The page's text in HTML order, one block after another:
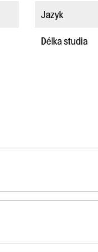
Jazyk
Délka studia